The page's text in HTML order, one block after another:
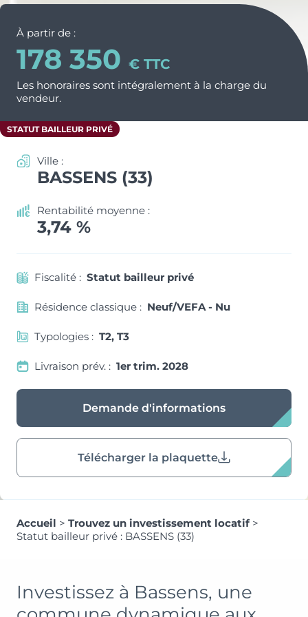
Déficit Foncier
LLI
Nos métiers et nos valeurs
Chiffres clés de l’entreprise
Politique RH
Recrutement
CONTACT
ESPACE PARTENAIRES
À partir de :
178 350 € TTC
Les honoraires sont intégralement à la charge du
vendeur.
STATUT BAILLEUR PRIVÉ
Ville :
BASSENS (33)
Rentabilité moyenne :
3,74 %
Fiscalité : Statut bailleur privé
Résidence classique : Neuf/VEFA - Nu
Typologies : T2, T3
Livraison prév. : 1er trim. 2028
Demande d'informations
Télécharger la plaquette
Accueil > Trouvez un investissement locatif >
Statut bailleur privé : BASSENS (33)
Investissez à Bassens, une